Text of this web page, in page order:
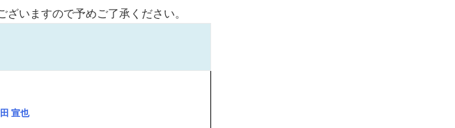
いますので予めご了承ください。
宣也